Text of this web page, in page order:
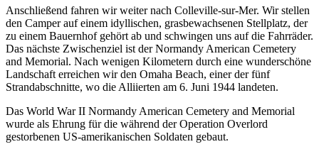
Anschließend fahren wir weiter nach Colleville-sur-Mer. Wir stellen
den Camper auf einem idyllischen, grasbewachsenen Stellplatz, der
zu einem Bauernhof gehört ab und schwingen uns auf die Fahrräder.
Das nächste Zwischenziel ist der Normandy American Cemetery
and Memorial. Nach wenigen Kilometern durch eine wunderschöne
Landschaft erreichen wir den Omaha Beach, einer der fünf
Strandabschnitte, wo die Alliierten am 6. Juni 1944 landeten.
Das World War II Normandy American Cemetery and Memorial
wurde als Ehrung für die während der Operation Overlord
gestorbenen US-amerikanischen Soldaten gebaut.